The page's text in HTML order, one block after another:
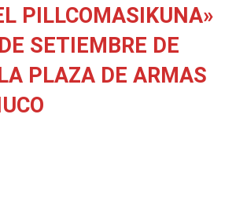
PILLCOMASIKUNA»
SETIEMBRE DE
PLAZA DE ARMAS